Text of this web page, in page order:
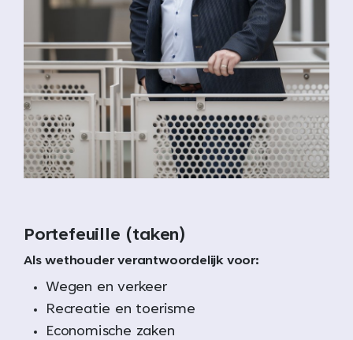
Portefeuille (taken)
Als wethouder verantwoordelijk voor:
Wegen en verkeer
Recreatie en toerisme
Economische zaken